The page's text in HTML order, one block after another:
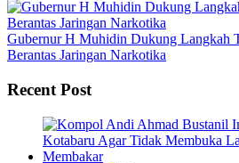
Gubernur H Muhidin Dukung Langkah
Berantas Jaringan Narkotika
Recent Post